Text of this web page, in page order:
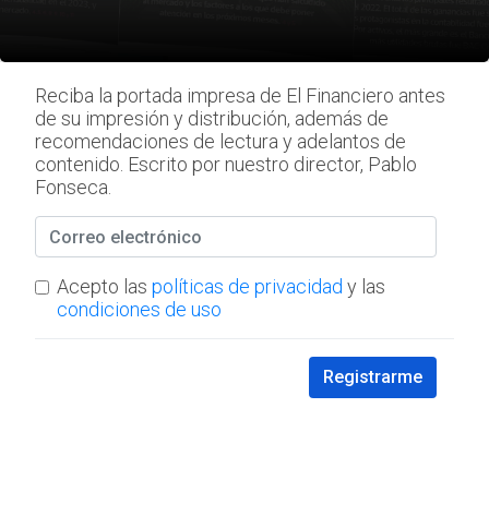
Reciba la portada impresa de El Financiero antes
de su impresión y distribución, además de
recomendaciones de lectura y adelantos de
contenido. Escrito por nuestro director, Pablo
Fonseca.
Acepto las políticas de privacidad y las
condiciones de uso
Registrarme